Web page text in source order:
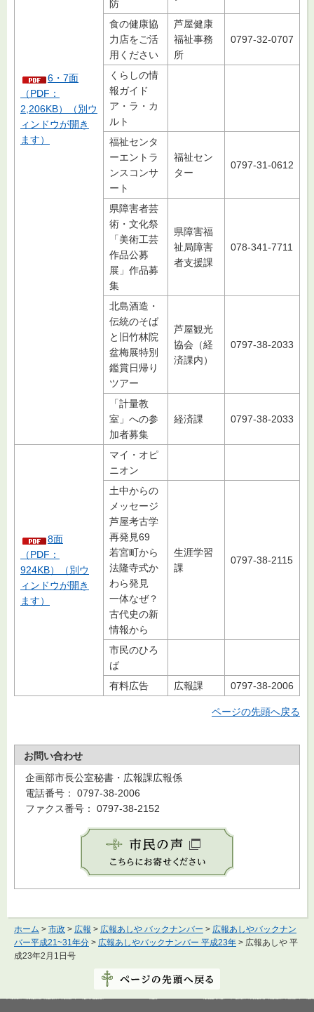
6・7面
（PDF：
2,206KB）（別ウ
ィンドウが開き
ます）
防
食の健康協
力店をご活
用ください
芦屋健康
福祉事務
所
0797-32-0707
くらしの情
報ガイド
ア・ラ・カ
ルト
福祉センタ
ーエントラ
ンスコンサ
ート
福祉セン
ター
0797-31-0612
県障害者芸
術・文化祭
「美術工芸
作品公募
展」作品募
集
県障害福
祉局障害
者支援課
078-341-7711
北島酒造・
伝統のそば
と旧竹林院
盆梅展特別
鑑賞日帰り
ツアー
芦屋観光
協会（経
済課内）
0797-38-2033
「計量教
室」への参
加者募集
経済課 0797-38-2033
8面
（PDF：
924KB）（別ウ
ィンドウが開き
ます）
マイ・オピ
ニオン
土中からの
メッセージ
芦屋考古学
再発見69
若宮町から
法隆寺式か
わら発見
一体なぜ？
古代史の新
情報から
生涯学習
課
0797-38-2115
市民のひろ
ば
有料広告
広報課 0797-38-2006
ページの先頭へ戻る
お問い合わせ
企画部市長公室秘書・広報課広報係
電話番号： 0797-38-2006
ファクス番号： 0797-38-2152
ホーム > 市政 > 広報 > 広報あしや バックナンバー > 広報あしやバックナン
バー平成21~31年分 > 広報あしやバックナンバー 平成23年 > 広報あしや 平
成23年2月1日号